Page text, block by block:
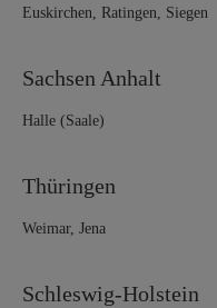
Euskirchen, Ratingen, Siegen
Sachsen Anhalt
Halle (Saale)
Thüringen
Weimar, Jena
Schleswig-Holstein